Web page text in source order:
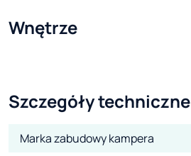
Wnętrze
Szczegóły techniczne
Marka zabudowy kampera